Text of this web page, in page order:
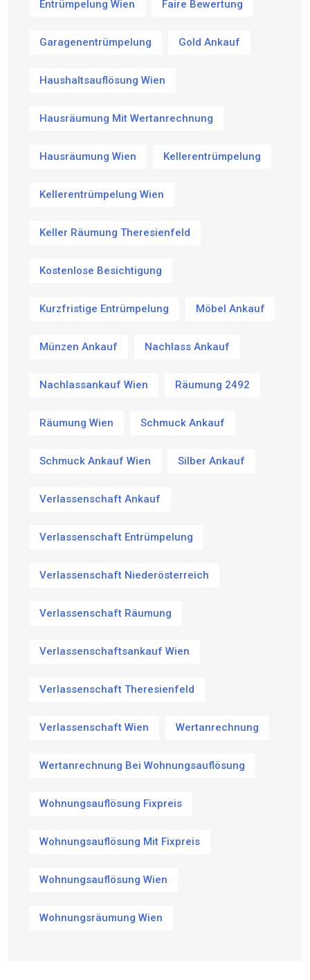
Entrümpelung Wien Faire Bewertung
Garagenentrümpelung Gold Ankauf
Haushaltsauflösung Wien
Hausräumung Mit Wertanrechnung
Hausräumung Wien Kellerentrümpelung
Kellerentrümpelung Wien
Keller Räumung Theresienfeld
Kostenlose Besichtigung
Kurzfristige Entrümpelung Möbel Ankauf
Münzen Ankauf Nachlass Ankauf
Nachlassankauf Wien Räumung 2492
Räumung Wien Schmuck Ankauf
Schmuck Ankauf Wien Silber Ankauf
Verlassenschaft Ankauf
Verlassenschaft Entrümpelung
Verlassenschaft Niederösterreich
Verlassenschaft Räumung
Verlassenschaftsankauf Wien
Verlassenschaft Theresienfeld
Verlassenschaft Wien Wertanrechnung
Wertanrechnung Bei Wohnungsauflösung
Wohnungsauflösung Fixpreis
Wohnungsauflösung Mit Fixpreis
Wohnungsauflösung Wien
Wohnungsräumung Wien